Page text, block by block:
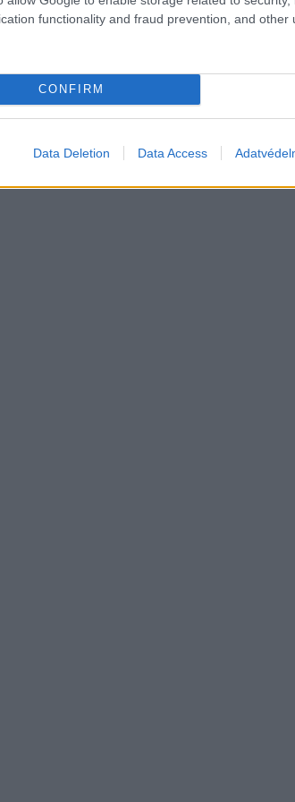
functionality and fraud prevention, and other
CONFIRM
Data Deletion Data Access